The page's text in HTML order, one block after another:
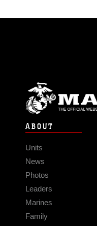
ABOUT
Units
News
Photos
Leaders
Marines
Family